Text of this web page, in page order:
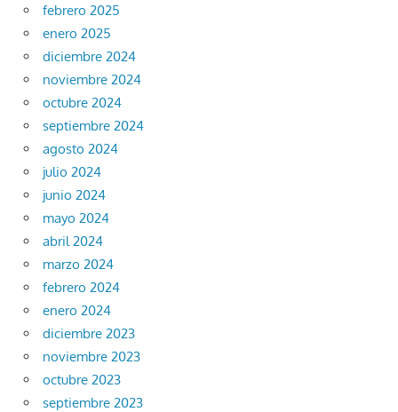
febrero 2025
enero 2025
diciembre 2024
noviembre 2024
octubre 2024
septiembre 2024
agosto 2024
julio 2024
junio 2024
mayo 2024
abril 2024
marzo 2024
febrero 2024
enero 2024
diciembre 2023
noviembre 2023
octubre 2023
septiembre 2023